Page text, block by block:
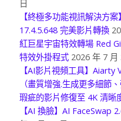
【終極多功能視訊解決方
17.4.5.648 完美影片轉換
紅巨星宇宙特效轉場 Red
特效外掛程式 2026 年 7 月
【AI影片視頻工具】Aiarty
（畫質增強.生成更多細節
瑕疵的影片修復至 4K 清晰
【AI 換臉】AI FaceSwap
年 7 月 30 日